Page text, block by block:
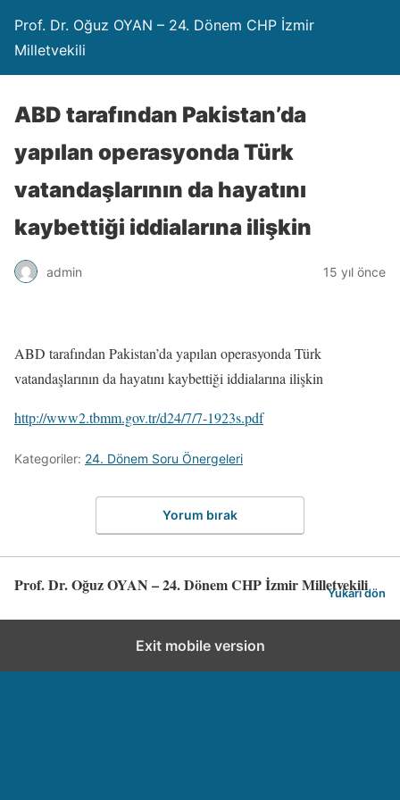
Prof. Dr. Oğuz OYAN – 24. Dönem CHP İzmir
Milletvekili
ABD tarafından Pakistan’da
yapılan operasyonda Türk
vatandaşlarının da hayatını
kaybettiği iddialarına ilişkin
admin 15 yıl önce
ABD tarafından Pakistan’da yapılan operasyonda Türk
vatandaşlarının da hayatını kaybettiği iddialarına ilişkin
http://www2.tbmm.gov.tr/d24/7/7-1923s.pdf
Kategoriler: 24. Dönem Soru Önergeleri
Yorum bırak
Prof. Dr. Oğuz OYAN – 24. Dönem CHP İzmir Milletvekili
Yukarı dön
Exit mobile version